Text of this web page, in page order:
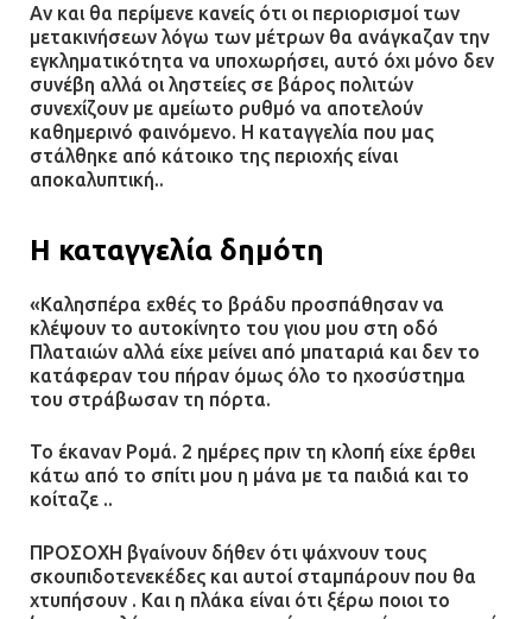
21.07.2026 | 13:12
Βριλήσσια: Αυτοκίνητο έσπασε
τζαμαρία και μπήκε μέσα σε μαγαζί
13.07.2026 | 21:32
Η Οινόη αποκτά μια νέα, σύγχρονη
και ασφαλή παιδική χαρά
13.07.2026 | 21:21
Τηλεφωνικές απάτες με λεία
13.07.2026 | 20:44
Ασπρόπυργος: Πέθανε ένας από
τους σοβαρά εγκαυματίες της
μεγάλης έκρηξης στο εργοστάσιο
Αν και θα περίμενε κανείς ότι οι περιορισμοί των
μετακινήσεων λόγω των μέτρων θα ανάγκαζαν την
εγκληματικότητα να υποχωρήσει, αυτό όχι μόνο δεν
συνέβη αλλά οι ληστείες σε βάρος πολιτών
συνεχίζουν με αμείωτο ρυθμό να αποτελούν
καθημερινό φαινόμενο. Η καταγγελία που μας
στάλθηκε από κάτοικο της περιοχής είναι
αποκαλυπτική..
Η καταγγελία δημότη
«Καλησπέρα εχθές το βράδυ προσπάθησαν να
κλέψουν το αυτοκίνητο του γιου μου στη οδό
Πλαταιών αλλά είχε μείνει από μπαταριά και δεν το
κατάφεραν του πήραν όμως όλο το ηχοσύστημα
του στράβωσαν τη πόρτα.
Το έκαναν Ρομά. 2 ημέρες πριν τη κλοπή είχε έρθει
κάτω από το σπίτι μου η μάνα με τα παιδιά και το
κοίταζε ..
ΠΡΟΣΟΧΗ βγαίνουν δήθεν ότι ψάχνουν τους
σκουπιδοτενεκέδες και αυτοί σταμπάρουν που θα
χτυπήσουν . Και η πλάκα είναι ότι ξέρω ποιοι το